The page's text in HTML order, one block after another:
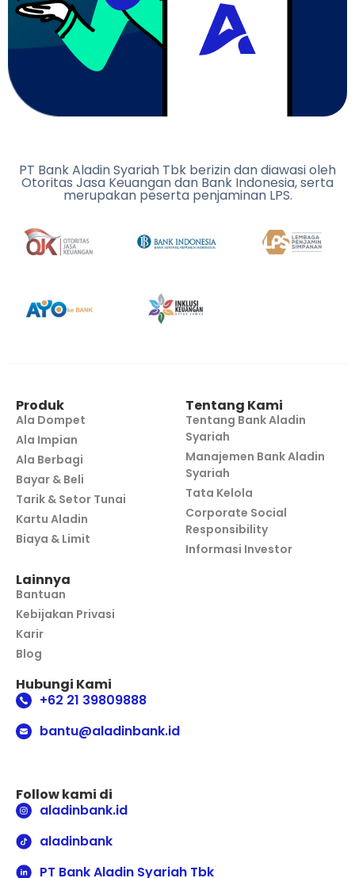
PT Bank Aladin Syariah Tbk berizin dan diawasi oleh
Otoritas Jasa Keuangan dan Bank Indonesia, serta
merupakan peserta penjaminan LPS.
Produk
Ala Dompet
Ala Impian
Ala Berbagi
Bayar & Beli
Tarik & Setor Tunai
Kartu Aladin
Biaya & Limit
Tentang Kami
Tentang Bank Aladin
Syariah
Manajemen Bank Aladin
Syariah
Tata Kelola
Corporate Social
Responsibility
Informasi Investor
Lainnya
Bantuan
Kebijakan Privasi
Karir
Blog
Hubungi Kami
+62 21 39809888
bantu@aladinbank.id
Follow kami di
aladinbank.id
aladinbank
PT Bank Aladin Syariah Tbk